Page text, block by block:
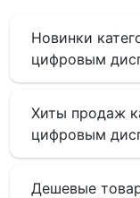
Новинки
цифровым
Хиты продаж
цифровым
Дешевые